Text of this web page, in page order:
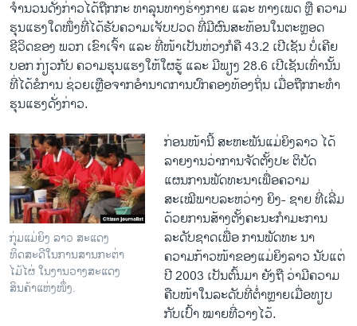
ຈຳນວນດັ່ງກ່າວໄດ້ຖືກກະ ທາລຸນທາງຮ່າງກາຍ ແລະ ທາງເພດ ຫຼື ຄວາມ
ຮຸນແຮງໃດໜຶ່ງທີ່ໄດ້ຮັບຄວາມເຈັບປວດ ທີ່ມີຜົນສະທ້ອນໃນຕະຫຼອດ
ຊີວິດຂອງ ພວກ ເຂົາເຈົ້າ ແລະ ທີ່ໜ້າເປັນຫ່ວງກໍຄື 43.2 ເປີເຊັນ ບໍ່ເຄີຍ
ບອກ ກ່ຽວກັບ ຄວາມຮຸນແຮງໃຫ້ໃຜຮູ້ ແລະ ມີພຽງ 28.6 ເປີເຊັນເທົ່ານັ້ນ
ທີ່ໄດ້ຂໍການ ຊ່ວຍເຫຼືອຈາກອຳນາດການປົກຄອງທ້ອງຖິ່ນ ເມື່ອຖືກກະທຳ
ຮຸນແຮງດັ່ງກ່າວ.
ກຸ່ມແມ່ຍິງ ລາວ ສະແດງ
ທິດສະດີໃນການສານກະຕ່າ
ໄມ້ໄຜ່ ໃນງານວາງສະແດງ
ສິນຄ້າແຫ່ງໜຶ່ງ.
ກ່ອນໜ້ານີ້ ສະຫະພັນແມ່ຍິງລາວ ໄດ້
ລາຍງານວ່າການຈັດຕັ້ງປະ ຕິບັດ
ແຜນການພັດທະນາເພື່ອຄວາມ
ສະເໝີພາບລະຫວ່າງ ຍິງ- ຊາຍ ທີ່ເລີ່ມ
ດ້ວຍການສ້າງຕັ້ງຄະນະກຳມະການ
ລະດັບຊາດເພື່ອ ການພັດທະ ນາ
ຄວາມກ້າວໜ້າຂອງແມ່ຍິງລາວ ນັບແຕ່
ປີ 2003 ເປັນຕົ້ນມາ ຍັງຖື ວ່າມີຄວາມ
ຄືບໜ້າໃນລະດັບທີ່ຕ່ຳຫຼາຍເມື່ອທຽບ
ກັບເປົ້າ ໝາຍທີ່ວາງໄວ້.